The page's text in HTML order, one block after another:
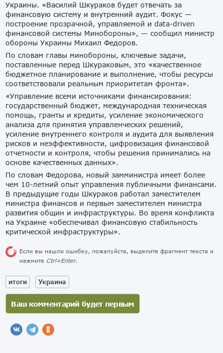
Украины. «Василий Шкураков будет отвечать за
финансовую систему и внутренний аудит. Фокус —
построение прозрачной, управляемой и data-driven
финансовой системы Минобороны», — сообщил министр
обороны Украины Михаил Федоров.
По словам главы минобороны, ключевые задачи,
поставленные перед Шкураковым, это «качественное
бюджетное планирование и выполнение, чтобы ресурсы
соответствовали реальным приоритетам фронта».
«Управление всеми источниками финансирования:
государственный бюджет, международная техническая
помощь, гранты и кредиты, усиление экономического
анализа для принятия управленческих решений,
усиление внутреннего контроля и аудита для выявления
рисков и неэффективности, цифровизация финансовой
отчетности и контроля, чтобы решения принимались на
основе качественных данных».
По словам Федорова, новый замминистра имеет более
чем 10-летний опыт управления публичными финансами.
В предыдущие годы Шкураков работал заместителем
министра финансов и первым заместителем министра
развития общин и инфраструктуры. Во время конфликта
на Украине «обеспечивал финансовую стабильность
критической инфраструктуры».
Если вы нашли ошибку, пожалуйста, выделите фрагмент текста и
нажмите Ctrl+Enter.
итоги Украина